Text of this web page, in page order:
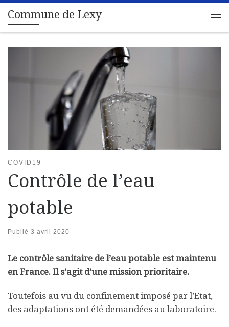
Passer au contenu
Commune de Lexy
COVID19
Contrôle de l’eau
potable
Publié 3 avril 2020
Le contrôle sanitaire de l’eau potable est maintenu
en France. Il s’agit d’une mission prioritaire.
Toutefois au vu du confinement imposé par l’Etat,
des adaptations ont été demandées au laboratoire.